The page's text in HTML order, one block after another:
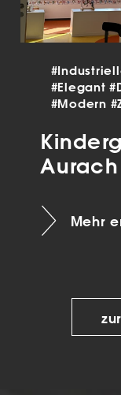
#Elegant
#Modern
Aurach
Mehr